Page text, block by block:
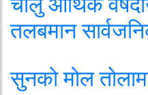
तलबमान
सुनको मोल